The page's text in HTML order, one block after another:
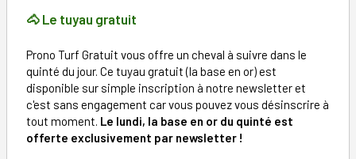
🐴 Le tuyau gratuit
Prono Turf Gratuit vous offre un cheval à suivre dans le
quinté du jour. Ce tuyau gratuit (la base en or) est
disponible sur simple inscription à notre newsletter et
c'est sans engagement car vous pouvez vous désinscrire à
tout moment. Le lundi, la base en or du quinté est
offerte exclusivement par newsletter !